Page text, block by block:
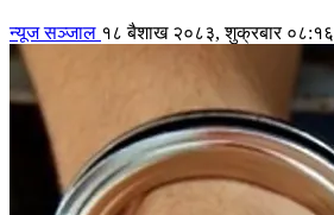
न्यूज सञ्जाल १८ बैशाख २०८३, शुक्रबार ०८:१६